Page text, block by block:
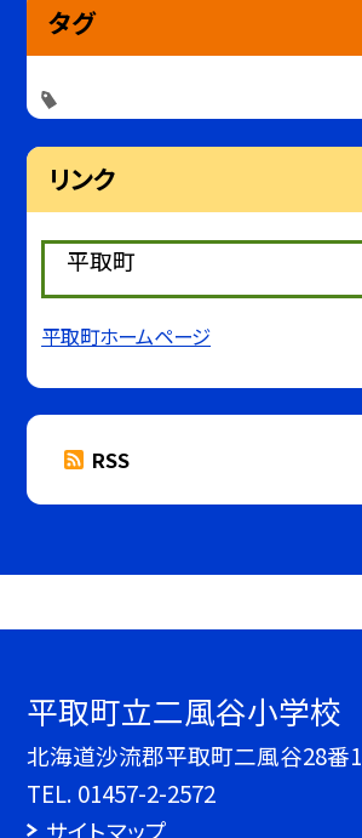
タグ
リンク
平取町
平取町ホームページ
RSS
平取町立二風谷小学校
北海道沙流郡平取町二風谷28番1
TEL. 01457-2-2572
サイトマップ